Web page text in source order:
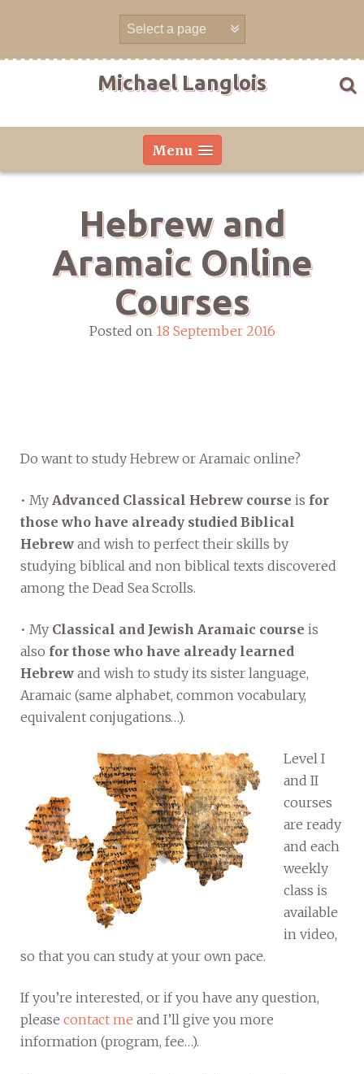
Michael Langlois
Menu
Hebrew and
Aramaic Online
Courses
Posted on 18 September 2016
Do want to study Hebrew or Aramaic online?
• My Advanced Classical Hebrew course is for
those who have already studied Biblical
Hebrew and wish to perfect their skills by
studying biblical and non biblical texts discovered
among the Dead Sea Scrolls.
• My Classical and Jewish Aramaic course is
also for those who have already learned
Hebrew and wish to study its sister language,
Aramaic (same alphabet, common vocabulary,
equivalent conjugations…).
Level I
and II
courses
are ready
and each
weekly
class is
available
in video,
so that you can study at your own pace.
If you’re interested, or if you have any question,
please contact me and I’ll give you more
information (program, fee…).